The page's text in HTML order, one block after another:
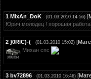
1 MixAn_DoK (01.03.2010 14:56)[
Юрич молодец ! хорошая
2 }0RIC)-( (01.03.2010 15:02) [
Михан спс
3 bv72896 (01.03.2010 16:46)[